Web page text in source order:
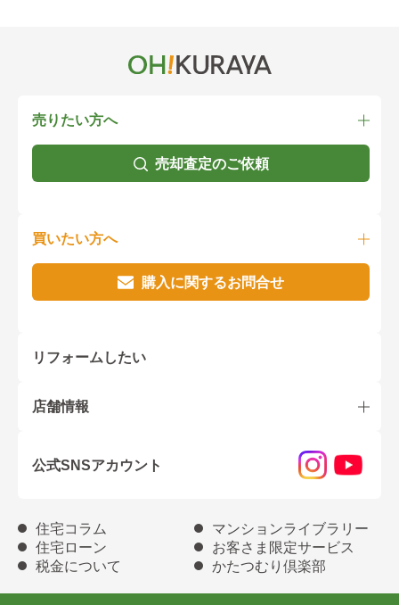
売りたい方へ
売却査定のご依頼
買いたい方へ
購入に関するお問合せ
リフォームしたい
店舗情報
公式SNSアカウント
住宅コラム
マンションライブラリー
住宅ローン
お客さま限定サービス
税金について
かたつむり倶楽部